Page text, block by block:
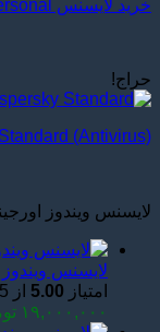
خرید لایسنس Microsoft 365 Personal اورجینال (۱ نفره)
حراج!
(Antivirus)
لایسنس ویندوز
لایسنس ویندوز 11 پرو اورجینال | Windows 11 Pro
امتیاز 5.00 از 5 امتیاز
۱۹,۰۰۰,۰۰۰